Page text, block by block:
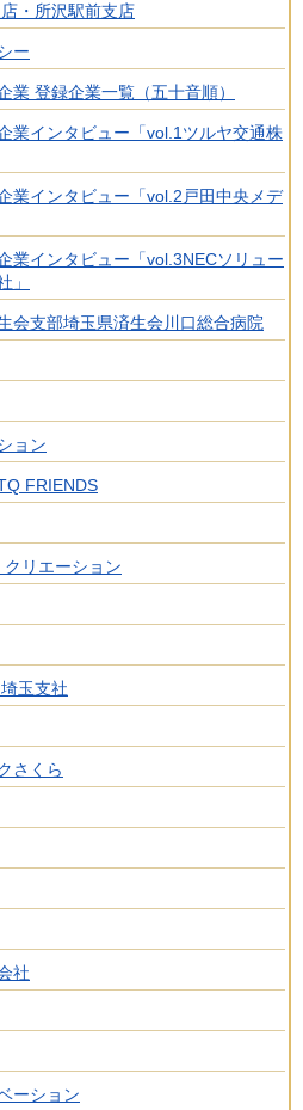
・所沢駅前支店
ー
業 登録企業一覧（五十音順）
業インタビュー「vol.1ツルヤ交通株
業インタビュー「vol.2戸田中央メデ
業インタビュー「vol.3NECソリュー
」
会支部埼玉県済生会川口総合病院
ョン
FRIENDS
リエーション
玉支社
さくら
社
ーション